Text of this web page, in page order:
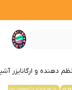
نظم دهنده و ارگانایزر